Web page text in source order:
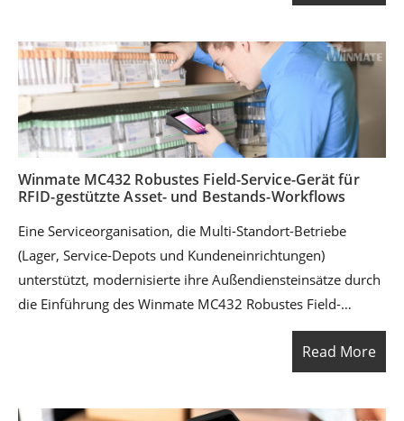
Zwischenlagerung, Verladung und Versandbestätigung)
Unternehmen die Datenqualität, reduzierte
Fehlversendungen und erhielt eine Echtzeit-Transparenz
über die Betriebsabläufe.
Winmate MC432 Robustes Field-Service-Gerät für
RFID-gestützte Asset- und Bestands-Workflows
Eine Serviceorganisation, die Multi-Standort-Betriebe
(Lager, Service-Depots und Kundeneinrichtungen)
unterstützt, modernisierte ihre Außendiensteinsätze durch
die Einführung des Winmate MC432 Robustes Field-
Service-Gerät als primäres Handgerät für Arbeitsaufträge,
Anlagenidentifikation und Echtzeit-Datenerfassung.
Integriert mit einer Backend-RFID/WMS-Plattform und
Read More